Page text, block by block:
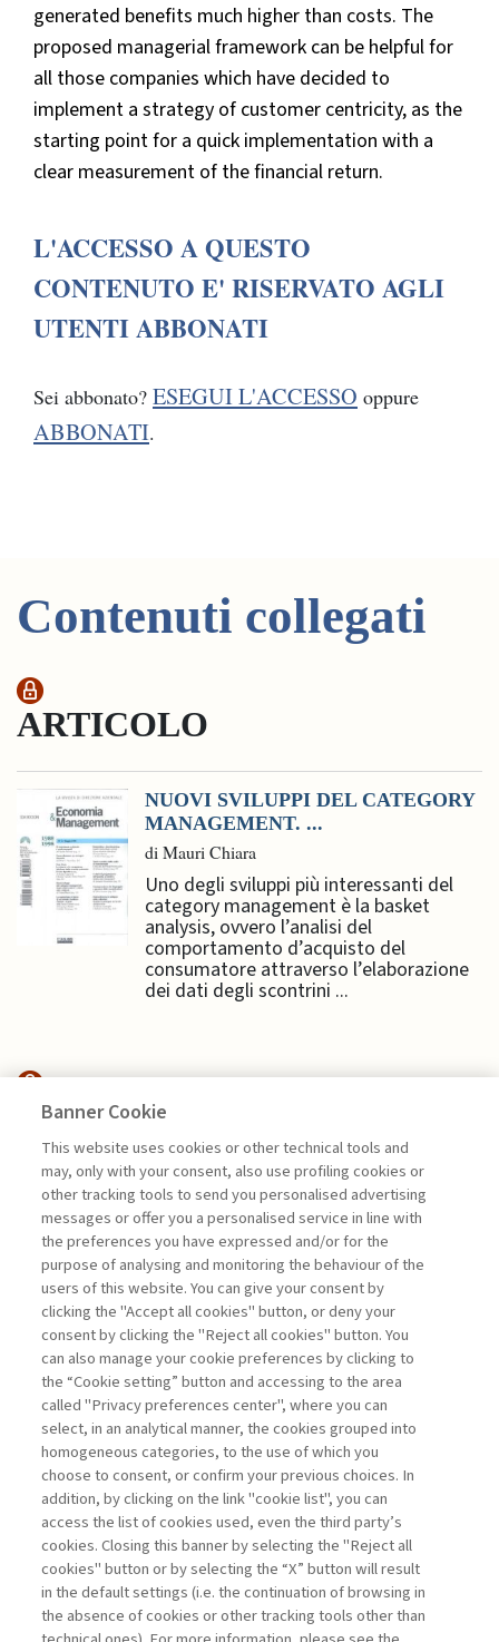
generated benefits much higher than costs. The
proposed managerial framework can be helpful for
all those companies which have decided to
implement a strategy of customer centricity, as the
starting point for a quick implementation with a
clear measurement of the financial return.
L'ACCESSO A QUESTO
CONTENUTO E' RISERVATO AGLI
UTENTI ABBONATI
Sei abbonato? ESEGUI L'ACCESSO oppure
ABBONATI.
Contenuti collegati
ARTICOLO
NUOVI SVILUPPI DEL CATEGORY
MANAGEMENT. ...
di Mauri Chiara
Uno degli sviluppi più interessanti del
category management è la basket
analysis, ovvero l’analisi del
comportamento d’acquisto del
consumatore attraverso l’elaborazione
dei dati degli scontrini ...
HIGHLIGHTS
LA FEDELTÀ DEI CLIENTI COME
LEVA STRATEGICA ...
di Bruno Busacca, Giuseppe Bertoli
La consultazione dei libri è riservata esclusivamente
agli abbonati Premium
Legenda: Accedi Per registrati Per abbonati
Contatti
Abbonamenti
Banner Cookie
This website uses cookies or other technical tools and
may, only with your consent, also use profiling cookies or
other tracking tools to send you personalised advertising
messages or offer you a personalised service in line with
the preferences you have expressed and/or for the
purpose of analysing and monitoring the behaviour of the
users of this website. You can give your consent by
clicking the "Accept all cookies" button, or deny your
consent by clicking the "Reject all cookies" button. You
can also manage your cookie preferences by clicking to
the “Cookie setting” button and accessing to the area
called "Privacy preferences center", where you can
select, in an analytical manner, the cookies grouped into
homogeneous categories, to the use of which you
choose to consent, or confirm your previous choices. In
addition, by clicking on the link "cookie list", you can
access the list of cookies used, even the third party’s
cookies. Closing this banner by selecting the "Reject all
cookies" button or by selecting the “X” button will result
in the default settings (i.e. the continuation of browsing in
the absence of cookies or other tracking tools other than